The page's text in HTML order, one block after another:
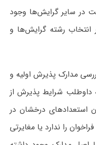
در سایر گرایش‌ها وجود
رشته گرایش‌ها و
مدارک پذیرش اولیه و
شرایط پذیرش از
استعدادهای درخشان در
را ندارد یا مغایرتی